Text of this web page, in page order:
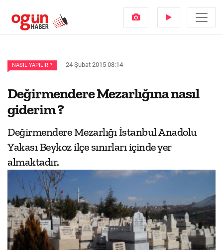
NASIL YAPILIR ? 24 Şubat 2015 08:14
Değirmendere Mezarlığına nasıl
giderim ?
Değirmendere Mezarlığı İstanbul Anadolu
Yakası Beykoz ilçe sınırları içinde yer
almaktadır.